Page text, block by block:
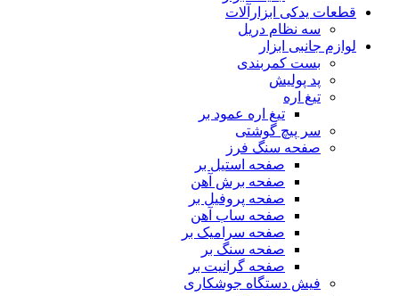
قطعات یدکی ابزارآلات
سه نظام دریل
لوازم جانبی ابزار
بست کمربندی
پد پولیش
تیغ اره
تیغ اره عمود بر
سر پیچ گوشتی
صفحه سنگ فرز
صفحه استیل بر
صفحه برش آهن
صفحه پروفیل بر
صفحه ساب آهن
صفحه سرامیک بر
صفحه سنگ بر
صفحه گرانیت بر
فیش دستگاه جوشکاری